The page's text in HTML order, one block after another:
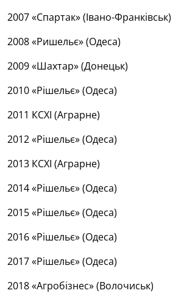
2007 «Спартак» (Івано-Франківськ)
2008 «Ришельє» (Одеса)
2009 «Шахтар» (Донецьк)
2010 «Рішельє» (Одеса)
2011 КСХІ (Аграрне)
2012 «Рішельє» (Одеса)
2013 КСХІ (Аграрне)
2014 «Рішельє» (Одеса)
2015 «Рішельє» (Одеса)
2016 «Рішельє» (Одеса)
2017 «Рішельє» (Одеса)
2018 «Агробізнес» (Волочиськ)